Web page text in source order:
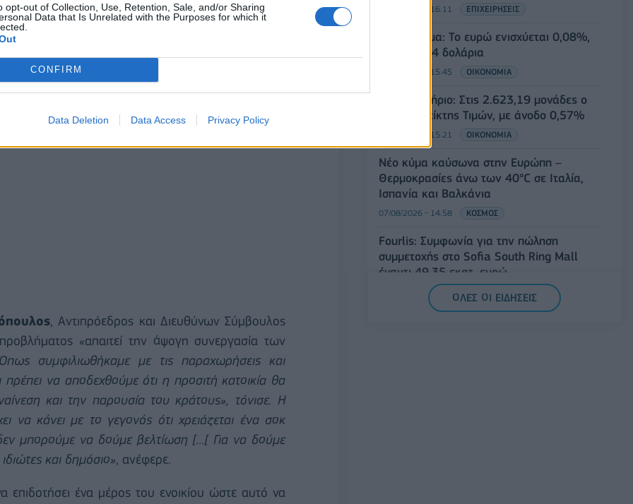
opt-out of Collection, Use, Retention, Sale, and/or Sharing
Data that Is Unrelated with the Purposes for which it
CONFIRM
Data Deletion Data Access Privacy Policy
προτού επαναλάβει ότι πρέπει το ταχύτερο
θα φροντίσει να φτιάξει γρήγορα υποδομές
σχετικά με τις πρωτοβουλίες που πρέπει να
, Αντιπρόεδρος και Διευθύνων Σύμβουλος
«απαιτεί την άψογη συνεργασία των
συμφιλιωθήκαμε με τις παραχωρήσεις και
πρέπει να αποδεχθούμε ότι η προσιτή κατοικία θα
και την παρουσία του κράτους», τόνισε. Η
κάνει με το γεγονός ότι χρειάζεται ένα σοκ
μπορούμε να δούμε βελτίωση [...[ Για να δούμε
και δημόσιο», ανέφερε.
επιδοτήσει ένα μέρος του ενοικίου ώστε αυτό να
07/08/2026 - 16:11 ΕΠΙΧΕΙΡΗΣΕΙΣ
Συνάλλαγμα: Το ευρώ ενισχύεται 0,08%,
στα 1,1534 δολάρια
07/08/2026 - 15:45 ΟΙΚΟΝΟΜΙΑ
Χρηματιστήριο: Στις 2.623,19 μονάδες ο
Γενικός Δείκτης Τιμών, με άνοδο 0,57%
07/08/2026 - 15:21 ΟΙΚΟΝΟΜΙΑ
Νέο κύμα καύσωνα στην Ευρώπη –
Θερμοκρασίες άνω των 40°C σε Ιταλία,
Ισπανία και Βαλκάνια
07/08/2026 - 14:58 ΚΟΣΜΟΣ
Fourlis: Συμφωνία για την πώληση
συμμετοχής στο Sofia South Ring Mall
έναντι 49,35 εκατ. ευρώ
07/08/2026 - 14:39
ΟΛΕΣ ΟΙ ΕΙΔΗΣΕΙΣ